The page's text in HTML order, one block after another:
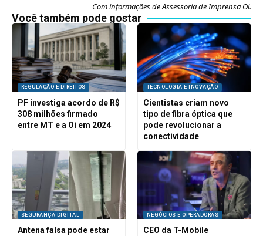
Com informações de Assessoria de Imprensa Oi.
Você também pode gostar
REGULAÇÃO E DIREITOS
PF investiga acordo de R$
308 milhões firmado
entre MT e a Oi em 2024
TECNOLOGIA E INOVAÇÃO
Cientistas criam novo
tipo de fibra óptica que
pode revolucionar a
conectividade
SEGURANÇA DIGITAL
Antena falsa pode estar
NEGÓCIOS E OPERADORAS
CEO da T-Mobile